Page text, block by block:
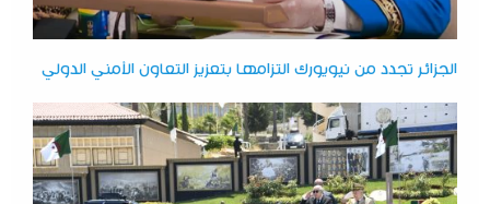
الجزائر تجدد من نيويورك التزامها بتعزيز التعاون الأمني الدولي